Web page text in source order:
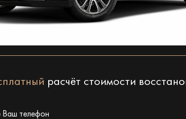
расчёт стоимости
Ваш телефон